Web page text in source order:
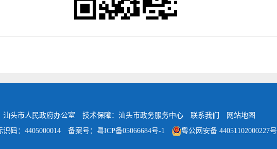
汕头市人民政府办公室 技术保障：汕头市政务服务中心 联系我们
网站地图
识码：4405000014
备案号：粤ICP备05066684号-1 粤公网安备 44051102000227号